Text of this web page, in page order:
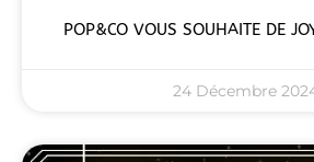
POP&CO VOUS SOUHAITE DE
24 Décembre